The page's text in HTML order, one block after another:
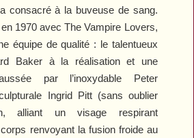
consacré à la buveuse de sang.
1970 avecThe Vampire Lovers,
équipe de qualité : le talentueux
Baker à la réalisation et une
par l’inoxydable Peter
Ingrid Pitt (sans oublier
alliant un visage respirant
corps renvoyant la fusion froide au